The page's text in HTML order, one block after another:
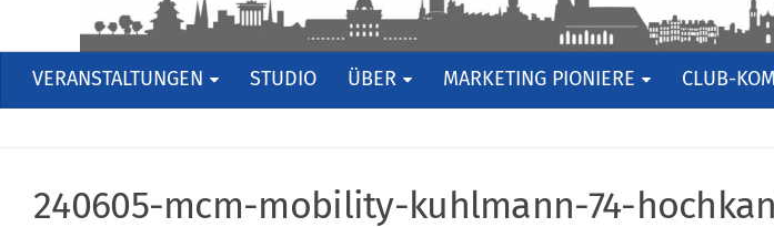
VERANSTALTUNGEN STUDIO ÜBER MARKETING PIONIERE CLUB-
240605-mcm-mobility-kuhlmann-74-